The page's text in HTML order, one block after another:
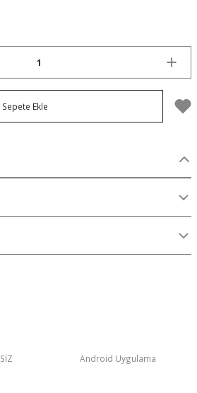
Seamless (Dikişsiz) Boxer
Sepete Ekle
Android Uygulama